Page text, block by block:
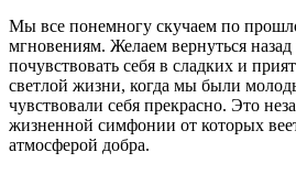
Мы все понемногу скучаем по
мгновениям. Желаем вернуться назад
почувствовать себя в сладких и
светлой жизни, когда мы были
чувствовали себя прекрасно. Это
жизненной симфонии от которых
атмосферой добра.